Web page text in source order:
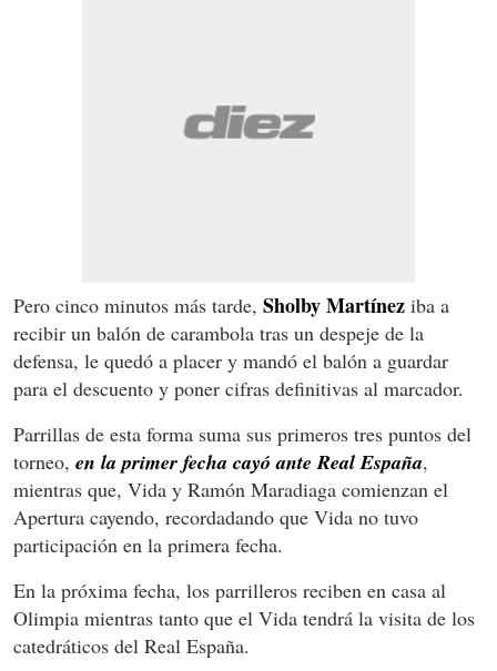
Pero cinco minutos más tarde, Sholby Martínez iba a
recibir un balón de carambola tras un despeje de la
defensa, le quedó a placer y mandó el balón a guardar
para el descuento y poner cifras definitivas al marcador.
Parrillas de esta forma suma sus primeros tres puntos del
torneo, en la primer fecha cayó ante Real España,
mientras que, Vida y Ramón Maradiaga comienzan el
Apertura cayendo, recordadando que Vida no tuvo
participación en la primera fecha.
En la próxima fecha, los parrilleros reciben en casa al
Olimpia mientras tanto que el Vida tendrá la visita de los
catedráticos del Real España.